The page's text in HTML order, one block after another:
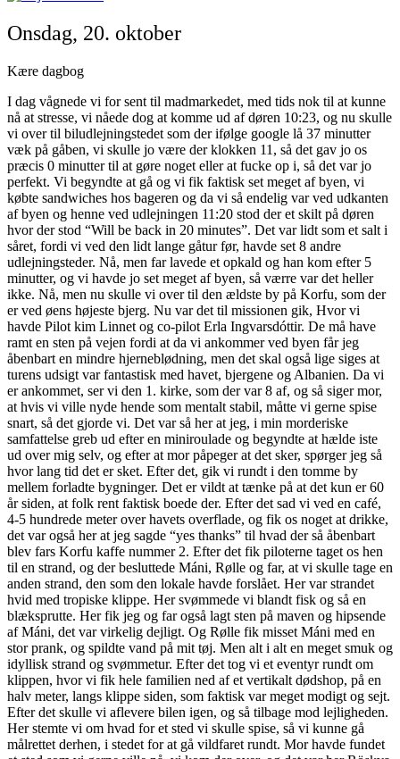
Onsdag, 20. oktober
Kære dagbog
I dag vågnede vi for sent til madmarkedet, med tids nok til at kunne
nå at stresse, vi nåede dog at komme ud af døren 10:23, og nu skulle
vi over til biludlejningstedet som der ifølge google lå 37 minutter
væk på gåben, vi skulle jo være der klokken 11, så det gav jo os
præcis 0 minutter til at gøre noget eller at fucke op i, så det var jo
perfekt. Vi begyndte at gå og vi fik faktisk set meget af byen, vi
købte sandwiches hos bageren og da vi så endelig var ved udkanten
af byen og henne ved udlejningen 11:20 stod der et skilt på døren
hvor der stod “Will be back in 20 minutes”. Det var lidt som et salt i
såret, fordi vi ved den lidt lange gåtur før, havde set 8 andre
udlejningsteder. Nå, men far lavede et opkald og han kom efter 5
minutter, og vi havde jo set meget af byen, så værre var det heller
ikke. Nå, men nu skulle vi over til den ældste by på Korfu, som der
er ved øens højeste bjerg. Nu var det til missionen gik, Hvor vi
havde Pilot kim Linnet og co-pilot Erla Ingvarsdóttir. De må have
ramt en sten på vejen fordi at da vi ankommer ved byen får jeg
åbenbart en mindre hjerneblødning, men det skal også lige siges at
turens udsigt var fantastisk med havet, bjergene og Albanien. Da vi
er ankommet, ser vi den 1. kirke, som der var 8 af, og så siger mor,
at hvis vi ville nyde hende som mentalt stabil, måtte vi gerne spise
snart, så det gjorde vi. Det var så her at jeg, i min morderiske
samfattelse greb ud efter en miniroulade og begyndte at hælde iste
ud over mig selv, og efter at mor påpeger at det sker, spørger jeg så
hvor lang tid det er sket. Efter det, gik vi rundt i den tomme by
mellem forladte bygninger. Det er vildt at tænke på at det kun er 60
år siden, at folk rent faktisk boede der. Efter det sad vi ved en café,
4-5 hundrede meter over havets overflade, og fik os noget at drikke,
det var også her at jeg sagde “yes thanks” til hvad der så åbenbart
blev fars Korfu kaffe nummer 2. Efter det fik piloterne taget os hen
til en strand, og der besluttede Máni, Rølle og far, at vi skulle tage en
anden strand, den som den lokale havde forslået. Her var strandet
hvid med tropiske klippe. Her svømmede vi blandt fisk og så en
blæksprutte. Her fik jeg og far også lagt sten på maven og hipsende
af Máni, det var virkelig dejligt. Og Rølle fik misset Máni med en
stor prank, og spildte vand på mit tøj. Men alt i alt en meget smuk og
idyllisk strand og svømmetur. Efter det tog vi et eventyr rundt om
klippen, hvor vi fik hele familien ned af et vertikalt dødshop, på en
halv meter, langs klippe siden, som faktisk var meget modigt og sejt.
Efter det skulle vi aflevere bilen igen, og så tilbage mod lejligheden.
Her stemte vi om hvad for et sted vi skulle spise, så vi kunne gå
målrettet derhen, i stedet for at gå vildfaret rundt. Mor havde fundet